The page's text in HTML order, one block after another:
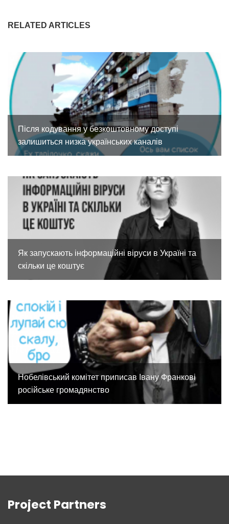
RELATED ARTICLES
Після кодування у безкоштовному доступі
залишиться низка українських каналів
Як запускають інформаційні віруси в Україні та
скільки це коштує
Нобелівський комітет приписав Івану Франкові
російське громадянство
Project Partners